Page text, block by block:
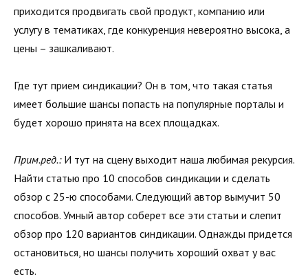
приходится продвигать свой продукт, компанию или
услугу в тематиках, где конкуренция невероятно высока, а
цены – зашкаливают.
Где тут прием синдикации? Он в том, что такая статья
имеет большие шансы попасть на популярные порталы и
будет хорошо принята на всех площадках.
Прим.ред.:И тут на сцену выходит наша любимая рекурсия.
Найти статью про 10 способов синдикации и сделать
обзор с 25-ю способами. Следующий автор вымучит 50
способов. Умный автор соберет все эти статьи и слепит
обзор про 120 вариантов синдикации. Однажды придется
остановиться, но шансы получить хороший охват у вас
есть.